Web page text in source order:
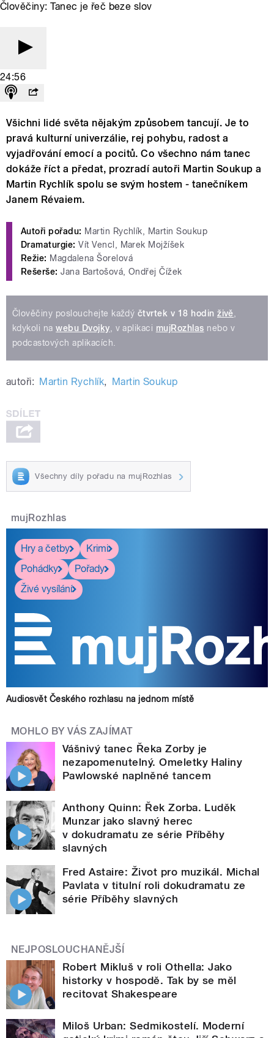
Člověčiny: Tanec je řeč beze slov
24:56
Všichni lidé světa nějakým způsobem tancují. Je to
pravá kulturní univerzálie, rej pohybu, radost a
vyjadřování emocí a pocitů. Co všechno nám tanec
dokáže říct a předat, prozradí autoři Martin Soukup a
Martin Rychlík spolu se svým hostem - tanečníkem
Janem Révaiem.
Autoři pořadu: Martin Rychlík, Martin Soukup
Dramaturgie: Vít Vencl, Marek Mojžíšek
Režie: Magdalena Šorelová
Rešerše: Jana Bartošová, Ondřej Čížek
Člověčiny poslouchejte každý čtvrtek v 18 hodin živě,
kdykoli nawebu Dvojky, v aplikaci mujRozhlas nebo v
podcastových aplikacích.
autoři: Martin Rychlík, Martin Soukup
Všechny díly pořadu na mujRozhlas
mujRozhlas
Hry a četby
Krimi
Pohádky
Pořady
Živé vysílání
Audiosvět Českého rozhlasu na jednom místě
MOHLO BY VÁS ZAJÍMAT
Vášnivý tanec Řeka Zorby je
nezapomenutelný. Omeletky Haliny
Pawlowské naplněné tancem
Anthony Quinn: Řek Zorba. Luděk
Munzar jako slavný herec
v dokudramatu ze série Příběhy
slavných
Fred Astaire: Život pro muzikál. Michal
Pavlata v titulní roli dokudramatu ze
série Příběhy slavných
NEJPOSLOUCHANĚJŠÍ
Robert Mikluš v roli Othella: Jako
historky v hospodě. Tak by se měl
recitovat Shakespeare
Miloš Urban: Sedmikostelí. Moderní